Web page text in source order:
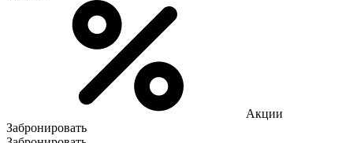
Акции
Забронировать